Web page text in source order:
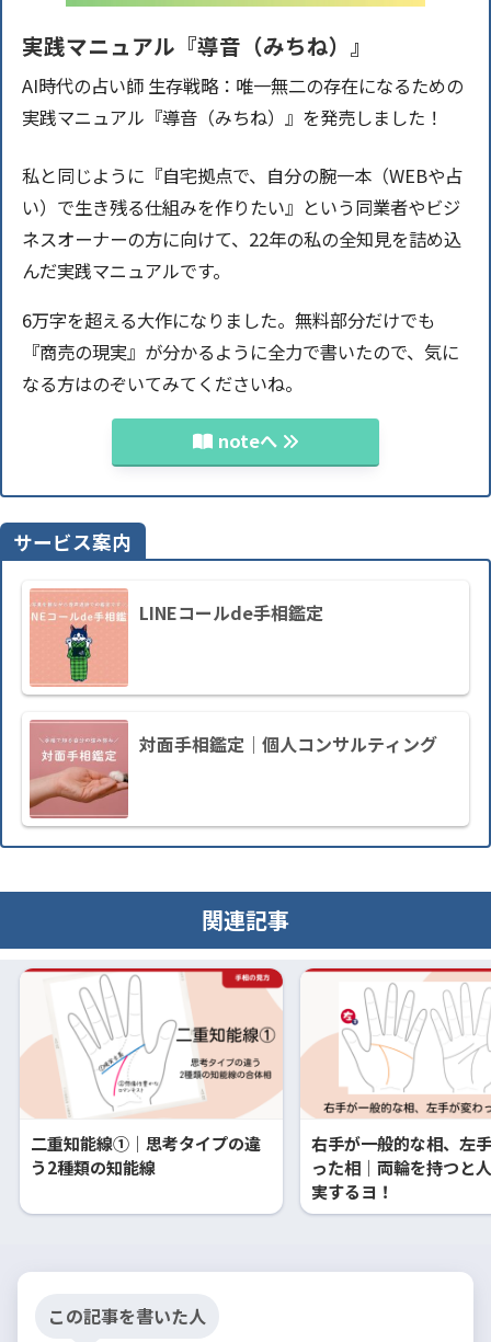
実践マニュアル『導音（みちね）』
AI時代の占い師 生存戦略：唯一無二の存在になるための
実践マニュアル『導音（みちね）』を発売しました！
私と同じように『自宅拠点で、自分の腕一本（WEBや占
い）で生き残る仕組みを作りたい』という同業者やビジ
ネスオーナーの方に向けて、22年の私の全知見を詰め込
んだ実践マニュアルです。
6万字を超える大作になりました。無料部分だけでも
『商売の現実』が分かるように全力で書いたので、気に
なる方はのぞいてみてくださいね。
noteへ
サービス案内
LINEコールde手相鑑定
対面手相鑑定｜個人コンサルティング
関連記事
二重知能線①｜思考タイプの違
う2種類の知能線
右手が一般的な相、左
った相｜両輪を持つと
実するヨ！
この記事を書いた人